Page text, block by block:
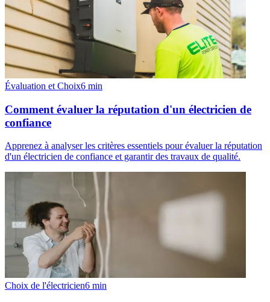
Évaluation et Choix6 min
Comment évaluer la réputation d'un électricien de
confiance
Apprenez à analyser les critères essentiels pour évaluer la réputation
d'un électricien de confiance et garantir des travaux de qualité.
Choix de l'électricien6 min